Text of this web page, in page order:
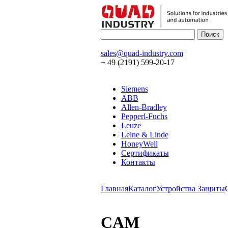
sales@quad-industry.com|
+ 49 (2191) 599-20-17
Siemens
ABB
Allen-Bradley
Pepperl-Fuchs
Leuze
Leine & Linde
HoneyWell
Сертификаты
Контакты
ГлавнаяКаталогУстройства Защиты
CAM